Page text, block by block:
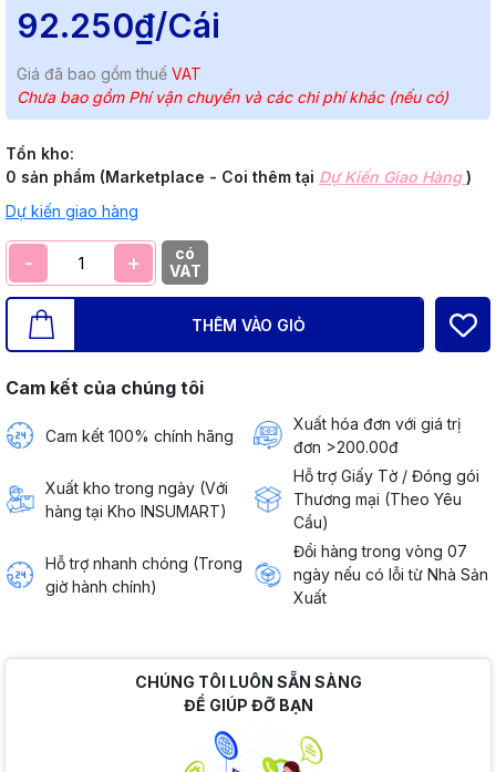
92.250₫/Cái
Giá đã bao gồm thuế VAT
Chưa bao gồm Phí vận chuyển và các chi phí khác (nếu có)
Tồn kho:
0 sản phẩm (Marketplace - Coi thêm tại Dự Kiến Giao Hàng)
Dự kiến giao hàng
- +
có
VAT
THÊM VÀO GIỎ
Cam kết của chúng tôi
Cam kết 100% chính hãng
Xuất hóa đơn với giá trị
đơn >200.00đ
Xuất kho trong ngày (Với
hàng tại Kho INSUMART)
Hỗ trợ Giấy Tờ / Đóng gói
Thương mại (Theo Yêu
Cầu)
Hỗ trợ nhanh chóng (Trong
giờ hành chính)
Đổi hàng trong vòng 07
ngày nếu có lỗi từ Nhà Sản
Xuất
CHÚNG TÔI LUÔN SẴN SÀNG
ĐỂ GIÚP ĐỠ BẠN